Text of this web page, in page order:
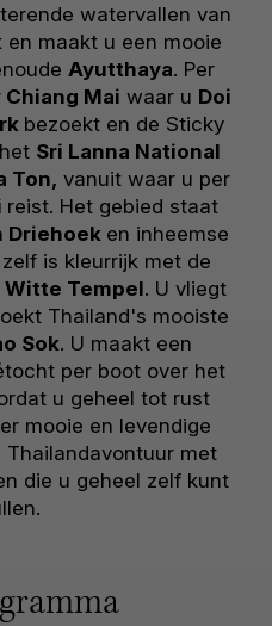
watervallen van
en maakt u een mooie
Ayutthaya. Per
Chiang Mai waar u Doi
bezoekt en de Sticky
Sri Lanna National
Ton, vanuit waar u per
reist. Het gebied staat
Driehoek en inheemse
is kleurrijk met de
Witte Tempel. U vliegt
Thailand's mooiste
Sok. U maakt een
per boot over het
u geheel tot rust
mooie en levendige
Thailandavontuur met
die u geheel zelf kunt